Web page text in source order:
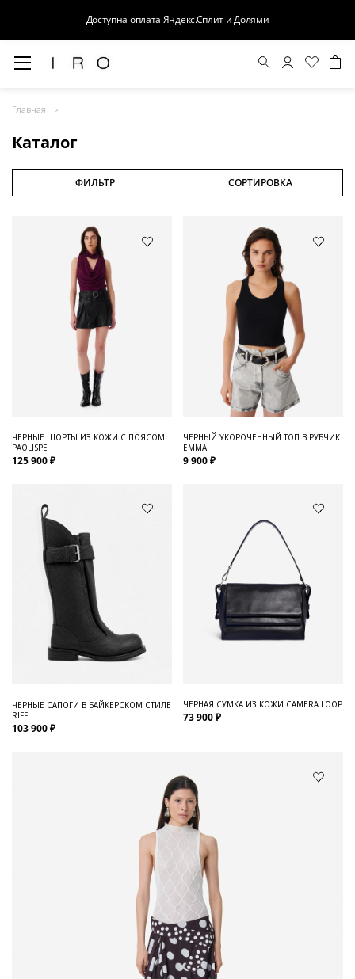
Доступна оплата Яндекс.Сплит и Долями
Главная
Каталог
Обувь и Аксессуары
Распродажа
ФИЛЬТР СОРТИРОВКА
ЧЕРНЫЕ ШОРТЫ ИЗ КОЖИ С ПОЯСОМ
PAOLISPE
125 900 ₽
ЧЕРНЫЙ УКОРОЧЕННЫЙ ТОП В РУБЧИК
EMMA
9 900 ₽
ЧЕРНЫЕ САПОГИ В БАЙКЕРСКОМ СТИЛЕ
RIFF
103 900 ₽
ЧЕРНАЯ СУМКА ИЗ КОЖИ CAMERA LOOP
73 900 ₽